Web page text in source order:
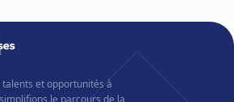
et opportunités à
le parcours de la